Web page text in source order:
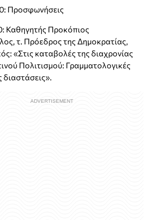
Προσφωνήσεις
Καθηγητής Προκόπιος
τ. Πρόεδρος της Δημοκρατίας,
«Στις καταβολές της διαχρονίας
Πολιτισμού: Γραμματολογικές
διαστάσεις».